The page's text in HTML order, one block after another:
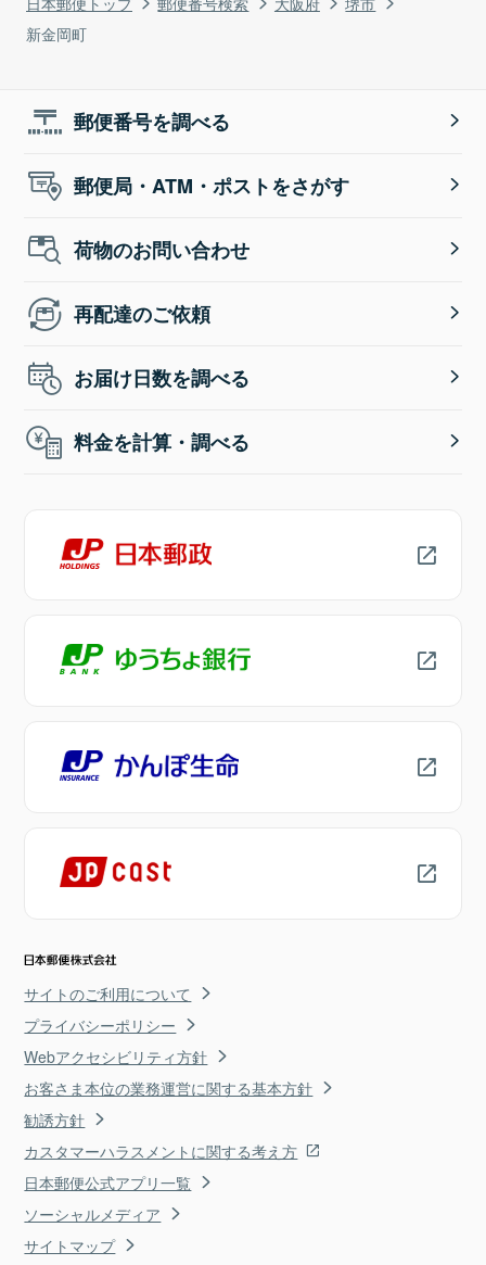
新金岡町
郵便番号を調べる
郵便局・ATM・ポストをさがす
荷物のお問い合わせ
再配達のご依頼
お届け日数を調べる
料金を計算・調べる
サイトのご利用について
プライバシーポリシー
Webアクセシビリティ方針
お客さま本位の業務運営に関する基本方針
勧誘方針
カスタマーハラスメントに関する考え方
日本郵便公式アプリ一覧
ソーシャルメディア
サイトマップ